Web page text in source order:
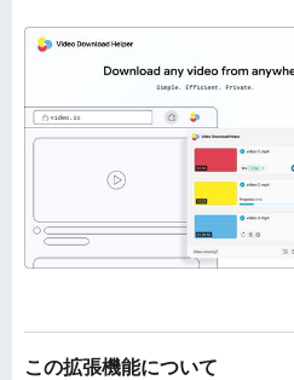
この拡張機能について